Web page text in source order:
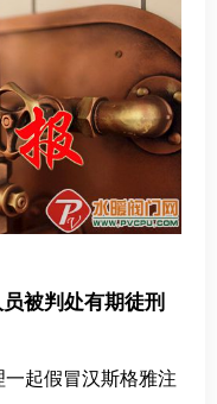
被判处有期徒刑
起假冒汉斯格雅注